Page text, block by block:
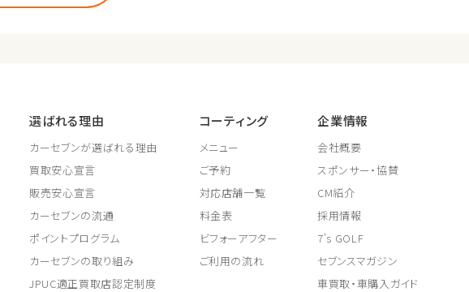
選ばれる理由
カーセブンが選ばれる理由
買取安心宣言
販売安心宣言
カーセブンの流通
ポイントプログラム
カーセブンの取り組み
JPUC適正買取店認定制度
コーティング
メニュー
ご予約
対応店舗一覧
料金表
ビフォーアフター
ご利用の流れ
企業情報
会社概要
スポンサー・協賛
CM紹介
採用情報
7's GOLF
セブンスマガジン
車買取・車購入ガイド